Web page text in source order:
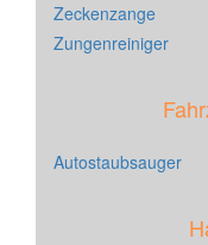
Zeckenzange
Zungenreiniger
Autostaubsauger